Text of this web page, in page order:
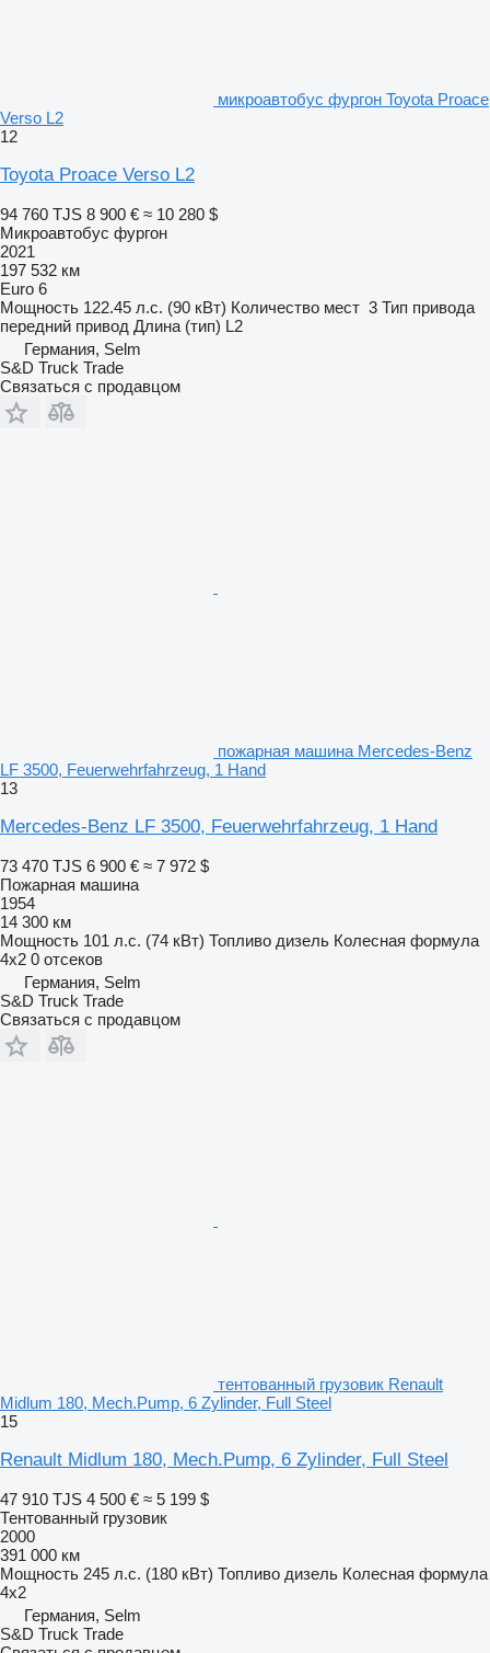
микроавтобус фургон Toyota Proace
Verso L2
12
Toyota Proace Verso L2
94 760 TJS 8 900 € ≈ 10 280 $
Микроавтобус фургон
2021
197 532 км
Euro 6
Мощность 122.45 л.с. (90 кВт) Количество мест 3 Тип привода
передний привод Длина (тип) L2
Германия, Selm
S&D Truck Trade
Связаться с продавцом
пожарная машина Mercedes-Benz
LF 3500, Feuerwehrfahrzeug, 1 Hand
13
Mercedes-Benz LF 3500, Feuerwehrfahrzeug, 1 Hand
73 470 TJS 6 900 € ≈ 7 972 $
Пожарная машина
1954
14 300 км
Мощность 101 л.с. (74 кВт) Топливо дизель Колесная формула
4x2 0 отсеков
Германия, Selm
S&D Truck Trade
Связаться с продавцом
тентованный грузовик Renault
Midlum 180, Mech.Pump, 6 Zylinder, Full Steel
15
Renault Midlum 180, Mech.Pump, 6 Zylinder, Full Steel
47 910 TJS 4 500 € ≈ 5 199 $
Тентованный грузовик
2000
391 000 км
Мощность 245 л.с. (180 кВт) Топливо дизель Колесная формула
4x2
Германия, Selm
S&D Truck Trade